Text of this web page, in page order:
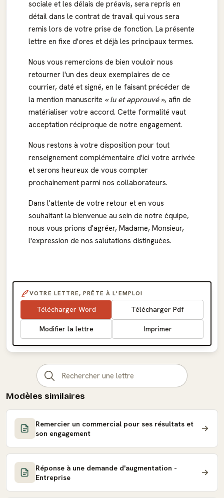
sociale et les délais de préavis, sera repris en
détail dans le contrat de travail qui vous sera
remis lors de votre prise de fonction. La présente
lettre en fixe d'ores et déjà les principaux termes.
Nous vous remercions de bien vouloir nous
retourner l'un des deux exemplaires de ce
courrier, daté et signé, en le faisant précéder de
la mention manuscrite « lu et approuvé », afin de
matérialiser votre accord. Cette formalité vaut
acceptation réciproque de notre engagement.
Nous restons à votre disposition pour tout
renseignement complémentaire d'ici votre arrivée
et serons heureux de vous compter
prochainement parmi nos collaborateurs.
Dans l'attente de votre retour et en vous
souhaitant la bienvenue au sein de notre équipe,
nous vous prions d'agréer, Madame, Monsieur,
l'expression de nos salutations distinguées.
VOTRE LETTRE, PRÊTE À L'EMPLOI
Télécharger Word Télécharger Pdf
Modifier la lettre Imprimer
Modèles similaires
Remercier un commercial pour ses résultats et
son engagement
Réponse à une demande d'augmentation -
Entreprise